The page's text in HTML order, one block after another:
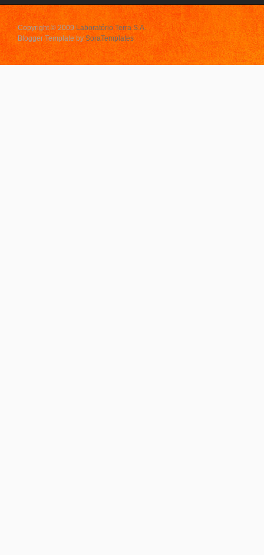
Copyright © 2009 Laboratório Terra S.A.
Blogger Template by SoraTemplates